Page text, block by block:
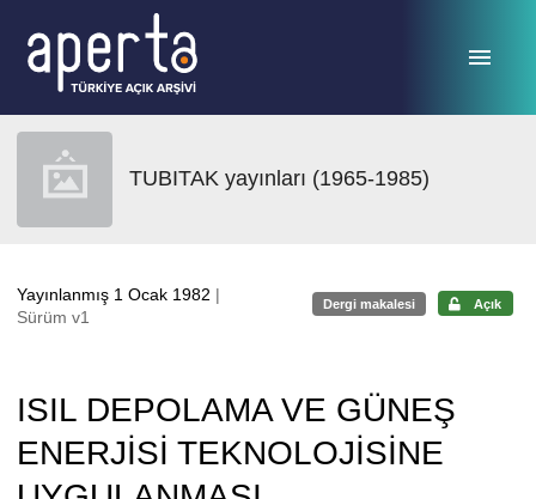
TUBITAK yayınları (1965-1985)
Yayınlanmış 1 Ocak 1982 |
Sürüm v1
Dergi makalesi Açık
ISIL DEPOLAMA VE GÜNEŞ
ENERJİSİ TEKNOLOJİSİNE